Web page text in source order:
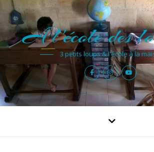
A l'école des
3 petits loups & l'école à la